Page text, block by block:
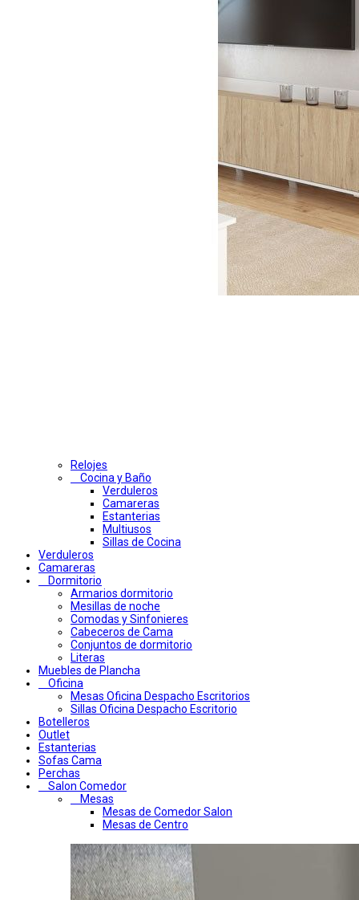
Relojes
Cocina y Baño
Verduleros
Camareras
Estanterias
Multiusos
Sillas de Cocina
Verduleros
Camareras
Dormitorio
Armarios dormitorio
Mesillas de noche
Comodas y Sinfonieres
Cabeceros de Cama
Conjuntos de dormitorio
Literas
Muebles de Plancha
Oficina
Mesas Oficina Despacho Escritorios
Sillas Oficina Despacho Escritorio
Botelleros
Outlet
Estanterias
Sofas Cama
Perchas
Salon Comedor
Mesas
Mesas de Comedor Salon
Mesas de Centro